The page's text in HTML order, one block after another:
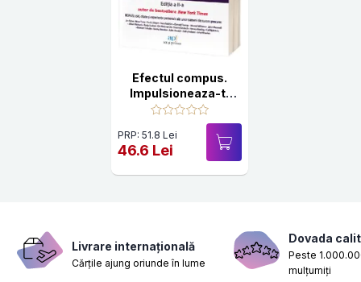
Efectul compus.
Impulsioneaza-ti
venitul, viata si
succesul
PRP: 51.8 Lei
46.6 Lei
Livrare internațională
Cărțile ajung oriunde în lume
Dovada
Peste
mulțumiți